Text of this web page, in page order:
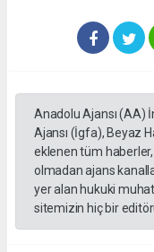
Anadolu Ajansı (AA)
Ajansı (İgfa), Beyaz
eklenen tüm
olmadan ajans
yer alan hukuki
sitemizin hiç bir